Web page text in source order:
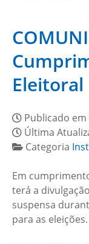
Eleitoral
Publicado em
Última
Categoria
Em
terá a
suspensa
para as eleições.